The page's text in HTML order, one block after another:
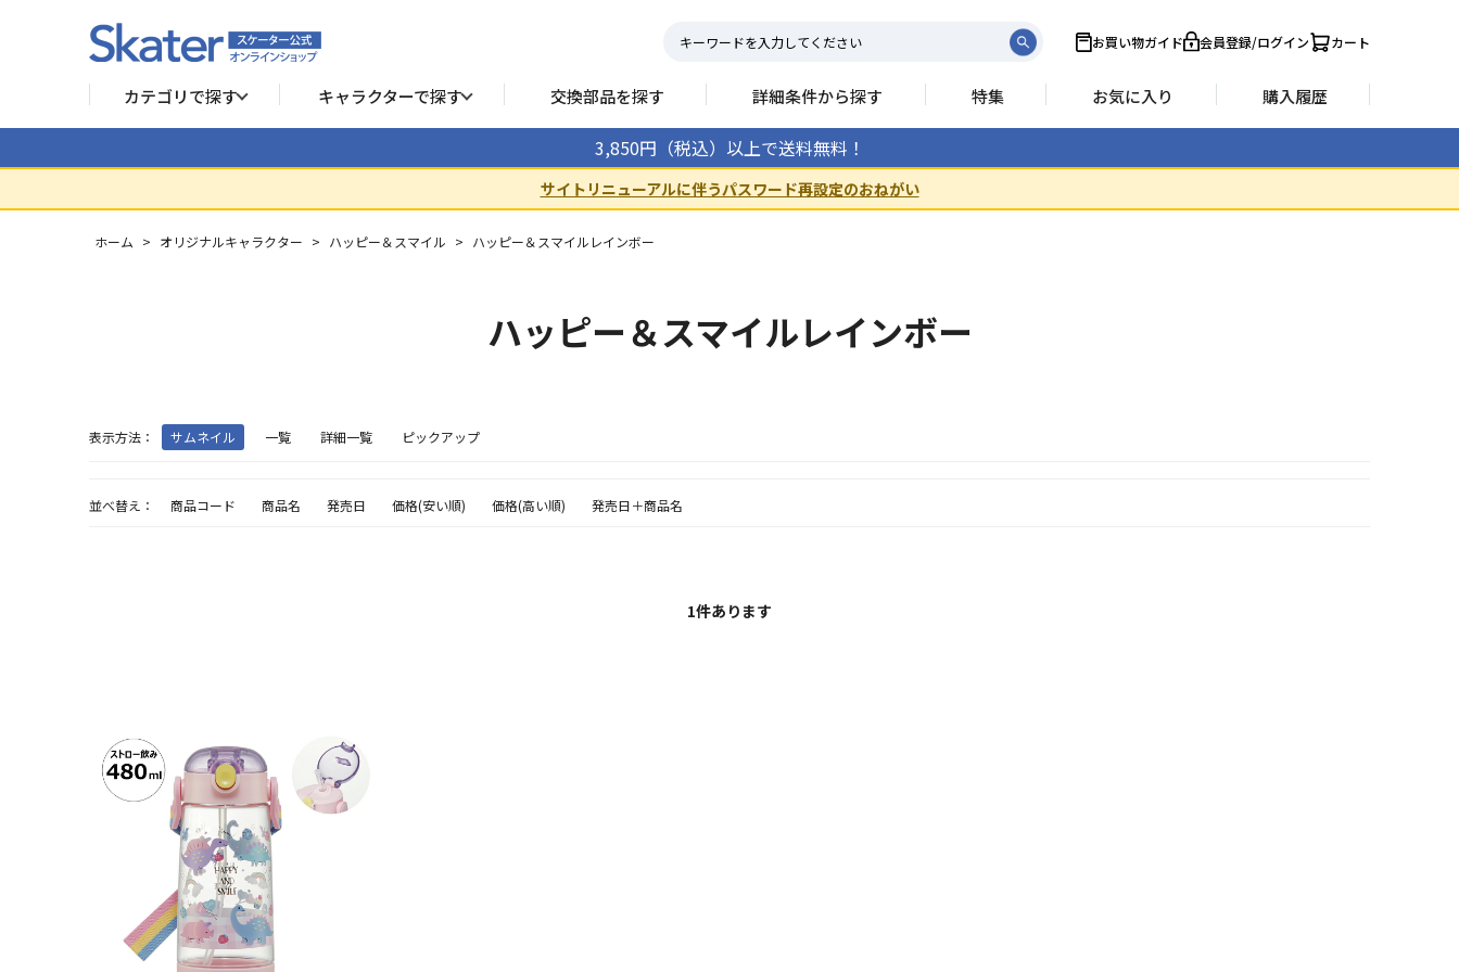
お買い物ガイド 会員登録/ログイン カート
カテゴリで探す キャラクターで探す 交換部品を探す 詳細条件から探す 特集 お気に入り 購入履歴
3,850円（税込）以上で送料無料！
サイトリニューアルに伴うパスワード再設定のおねがい
ホーム > オリジナルキャラクター > ハッピー＆スマイル > ハッピー＆スマイルレインボー
ハッピー＆スマイルレインボー
表示方法： サムネイル 一覧 詳細一覧 ピックアップ
並べ替え： 商品コード 商品名 発売日 価格(安い順) 価格(高い順) 発売日＋商品名
1件あります